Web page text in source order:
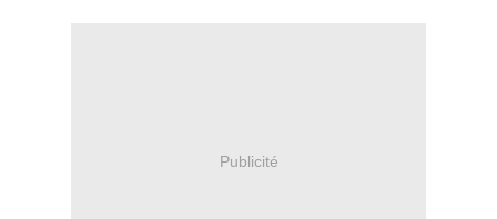
Publicité